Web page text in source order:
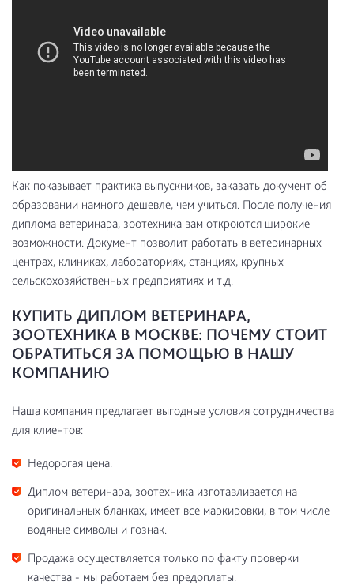
Как показывает практика выпускников, заказать документ об
образовании намного дешевле, чем учиться. После получения
диплома ветеринара, зоотехника вам откроются широкие
возможности. Документ позволит работать в ветеринарных
центрах, клиниках, лабораториях, станциях, крупных
сельскохозяйственных предприятиях и т.д.
КУПИТЬ ДИПЛОМ ВЕТЕРИНАРА,
ЗООТЕХНИКА В МОСКВЕ: ПОЧЕМУ СТОИТ
ОБРАТИТЬСЯ ЗА ПОМОЩЬЮ В НАШУ
КОМПАНИЮ
Наша компания предлагает выгодные условия сотрудничества
для клиентов:
Недорогая цена.
Диплом ветеринара, зоотехника изготавливается на
оригинальных бланках, имеет все маркировки, в том числе
водяные символы и гознак.
Продажа осуществляется только по факту проверки
качества - мы работаем без предоплаты.